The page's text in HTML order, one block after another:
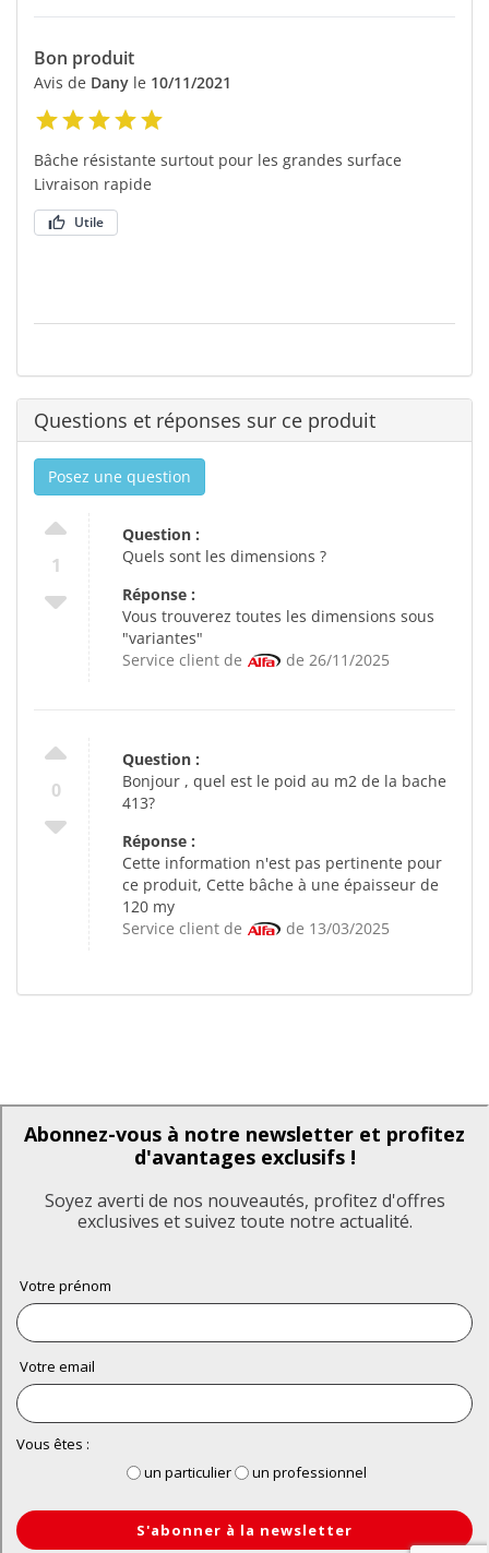
Bon produit
Avis de Dany le 10/11/2021
Bâche résistante surtout pour les grandes surface
Livraison rapide
Utile
Questions et réponses sur ce produit
Posez une question
1
Question :
Quels sont les dimensions ?
Réponse :
Vous trouverez toutes les dimensions sous
"variantes"
Service client de
de 26/11/2025
0
Question :
Bonjour , quel est le poid au m2 de la bache
413?
Réponse :
Cette information n'est pas pertinente pour
ce produit, Cette bâche à une épaisseur de
120 my
Service client de
de 13/03/2025